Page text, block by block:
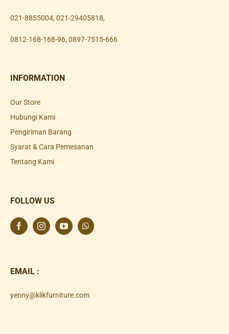
021-8855004, 021-29405818,
0812-168-168-96, 0897-7515-666
INFORMATION
Our Store
Hubungi Kami
Pengiriman Barang
Syarat & Cara Pemesanan
Tentang Kami
FOLLOW US
EMAIL :
yenny@klikfurniture.com